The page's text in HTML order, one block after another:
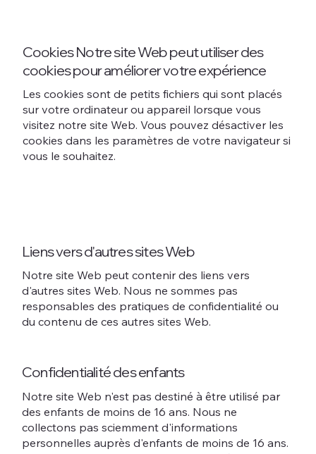
Cookies Notre site Web peut utiliser des
cookies pour améliorer votre expérience
Les cookies sont de petits fichiers qui sont placés
sur votre ordinateur ou appareil lorsque vous
visitez notre site Web. Vous pouvez désactiver les
cookies dans les paramètres de votre navigateur si
vous le souhaitez.
Liens vers d'autres sites Web
Notre site Web peut contenir des liens vers
d'autres sites Web. Nous ne sommes pas
responsables des pratiques de confidentialité ou
du contenu de ces autres sites Web.
Confidentialité des enfants
Notre site Web n'est pas destiné à être utilisé par
des enfants de moins de 16 ans. Nous ne
collectons pas sciemment d'informations
personnelles auprès d'enfants de moins de 16 ans.